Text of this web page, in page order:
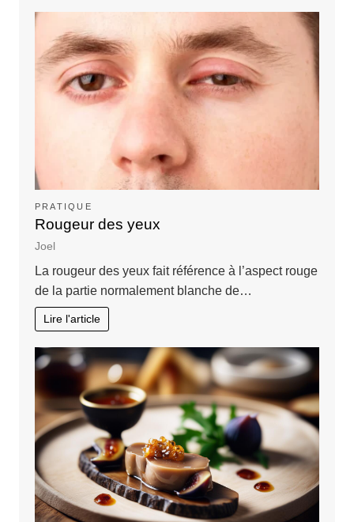
PRATIQUE
Rougeur des yeux
Joel
La rougeur des yeux fait référence à l’aspect rouge
de la partie normalement blanche de…
Lire l'article